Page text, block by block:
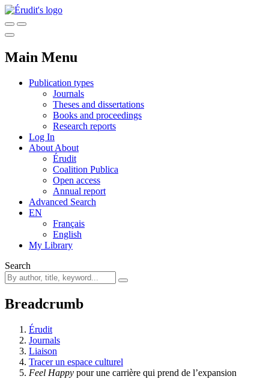
Main Menu
Publication types
Journals
Theses and dissertations
Books and proceedings
Research reports
Log In
About About
Érudit
Coalition Publica
Open access
Annual report
Advanced Search
EN
Français
English
My Library
Search
Breadcrumb
Érudit
Journals
Liaison
Tracer un espace culturel
Feel Happy pour une carrière qui prend de l’expansion